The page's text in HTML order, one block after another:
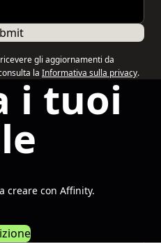
gli aggiornamenti da
la Informativa sulla privacy.
i tuoi
creare con Affinity.